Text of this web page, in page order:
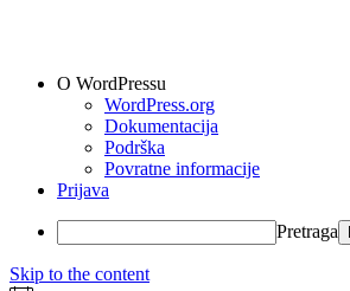
O WordPressu
WordPress.org
Dokumentacija
Podrška
Povratne informacije
Prijava
Pretraga
Skip to the content